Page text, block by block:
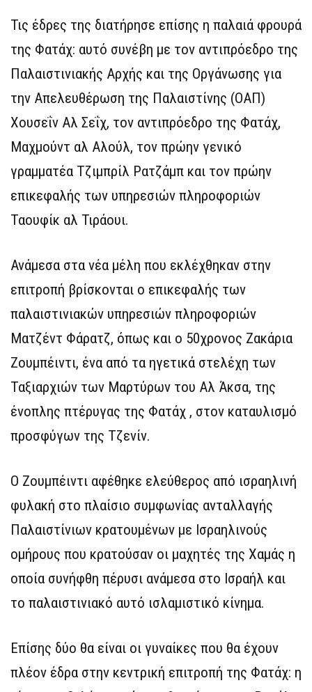
Τις έδρες της διατήρησε επίσης η παλαιά φρουρά
της Φατάχ: αυτό συνέβη με τον αντιπρόεδρο της
Παλαιστινιακής Αρχής και της Οργάνωσης για
την Απελευθέρωση της Παλαιστίνης (ΟΑΠ)
Χουσεΐν Αλ Σεΐχ, τον αντιπρόεδρο της Φατάχ,
Μαχμούντ αλ Αλούλ, τον πρώην γενικό
γραμματέα Τζιμπρίλ Ρατζάμπ και τον πρώην
επικεφαλής των υπηρεσιών πληροφοριών
Ταουφίκ αλ Τιράουι.
Ανάμεσα στα νέα μέλη που εκλέχθηκαν στην
επιτροπή βρίσκονται ο επικεφαλής των
παλαιστινιακών υπηρεσιών πληροφοριών
Ματζέντ Φάρατζ, όπως και ο 50χρονος Ζακάρια
Ζουμπέιντι, ένα από τα ηγετικά στελέχη των
Ταξιαρχιών των Μαρτύρων του Αλ Άκσα, της
ένοπλης πτέρυγας της Φατάχ , στον καταυλισμό
προσφύγων της Τζενίν.
Ο Ζουμπέιντι αφέθηκε ελεύθερος από ισραηλινή
φυλακή στο πλαίσιο συμφωνίας ανταλλαγής
Παλαιστίνιων κρατουμένων με Ισραηλινούς
ομήρους που κρατούσαν οι μαχητές της Χαμάς η
οποία συνήφθη πέρυσι ανάμεσα στο Ισραήλ και
το παλαιστινιακό αυτό ισλαμιστικό κίνημα.
Επίσης δύο θα είναι οι γυναίκες που θα έχουν
πλέον έδρα στην κεντρική επιτροπή της Φατάχ: η